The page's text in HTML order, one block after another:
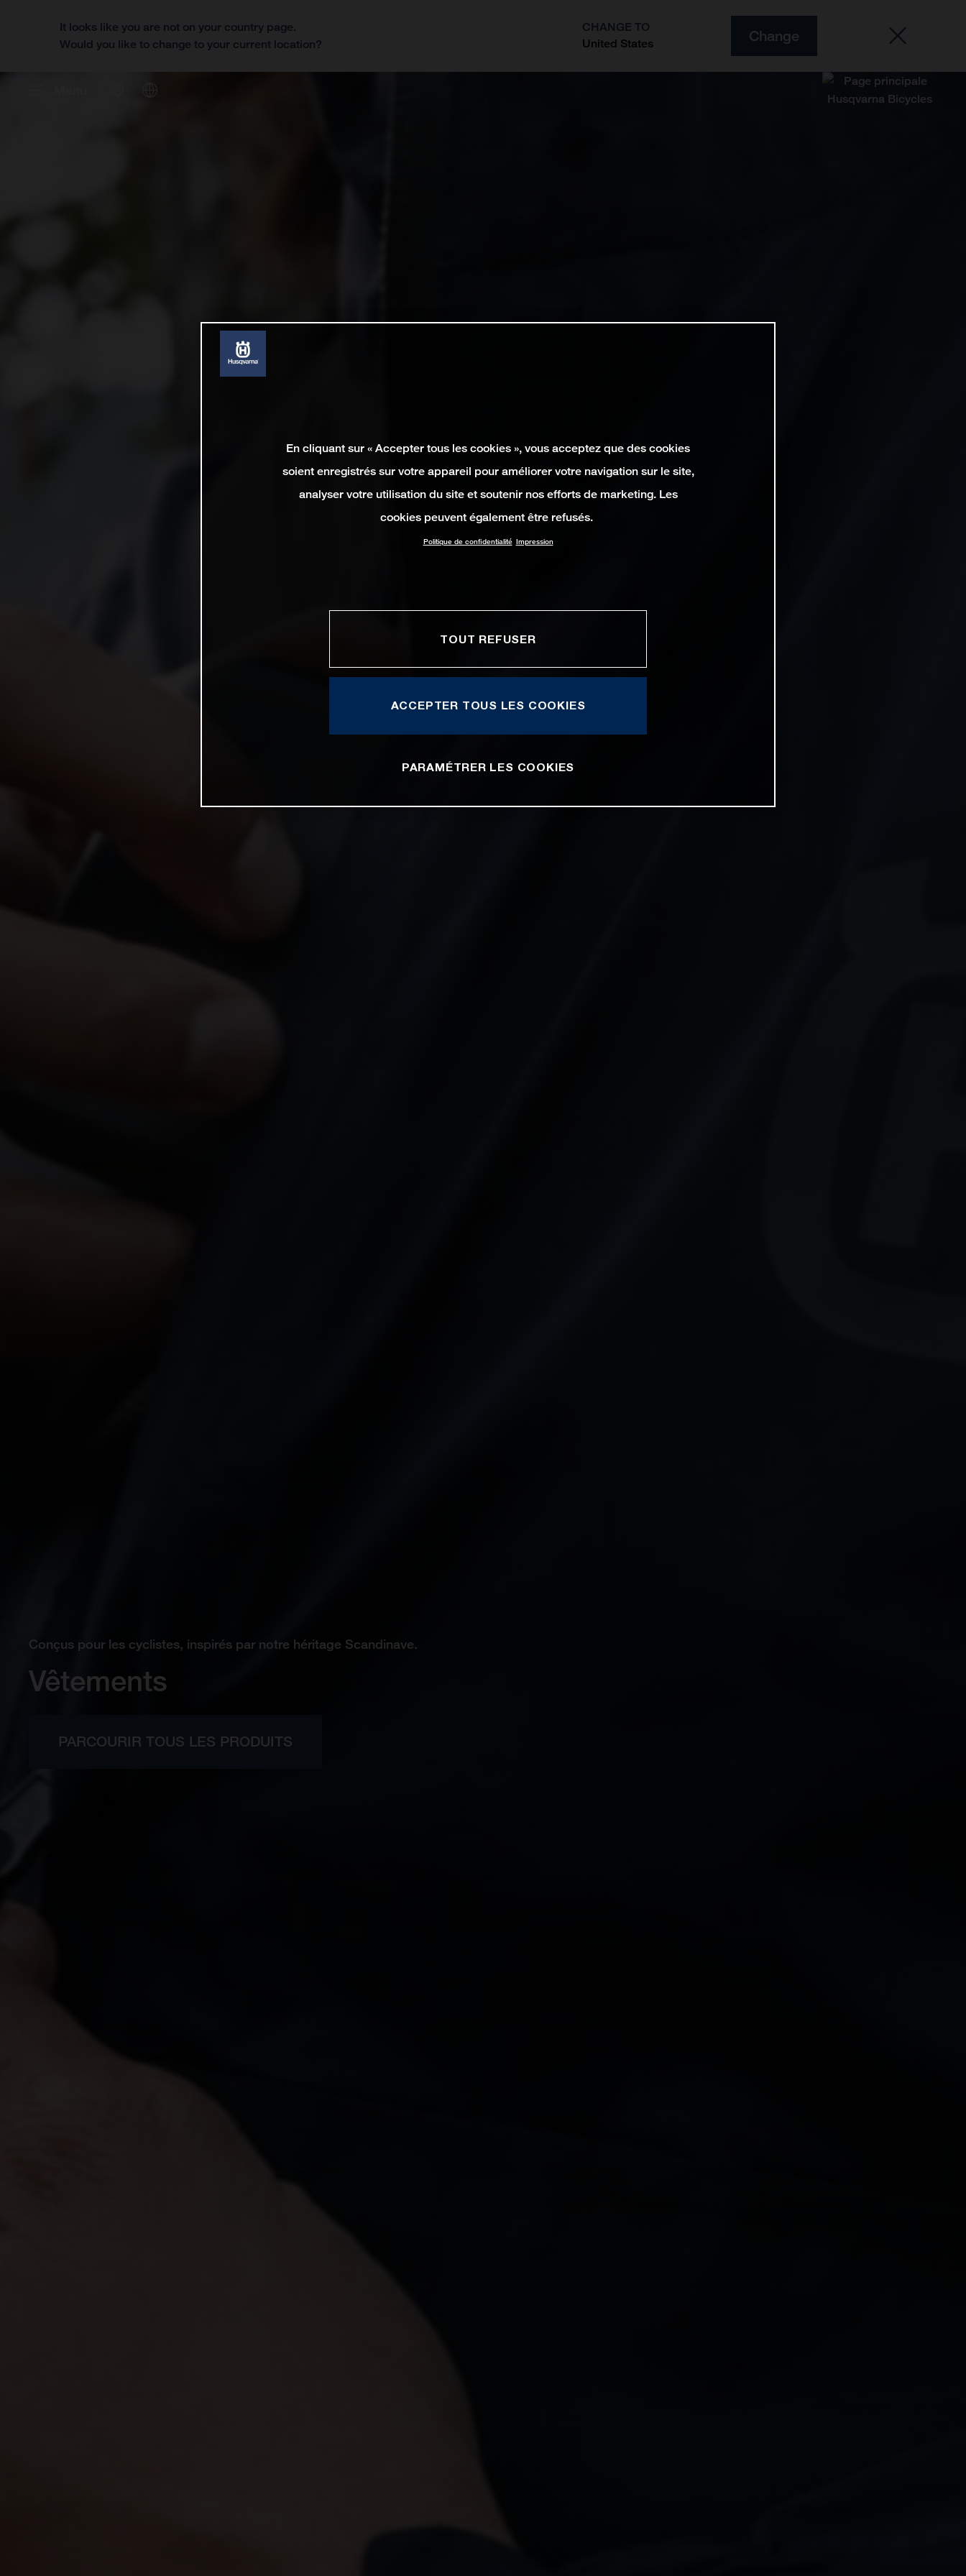
It looks like you are not on your country page.
Would you like to change to your current location?
CHANGE TO
United States
Change
Conçus pour les cyclistes, inspirés par notre héritage Scandinave.
Vêtements
PARCOURIR TOUS LES PRODUITS
En cliquant sur « Accepter tous les cookies », vous acceptez que des cookies
soient enregistrés sur votre appareil pour améliorer votre navigation sur le site,
analyser votre utilisation du site et soutenir nos efforts de marketing. Les
cookies peuvent également être refusés.
Politique de confidentialité Impression
TOUT REFUSER
ACCEPTER TOUS LES COOKIES
PARAMÉTRER LES COOKIES